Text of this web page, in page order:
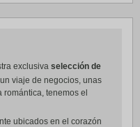
exclusiva selección de
viaje de negocios, unas
tenemos el
ubicados en el corazón